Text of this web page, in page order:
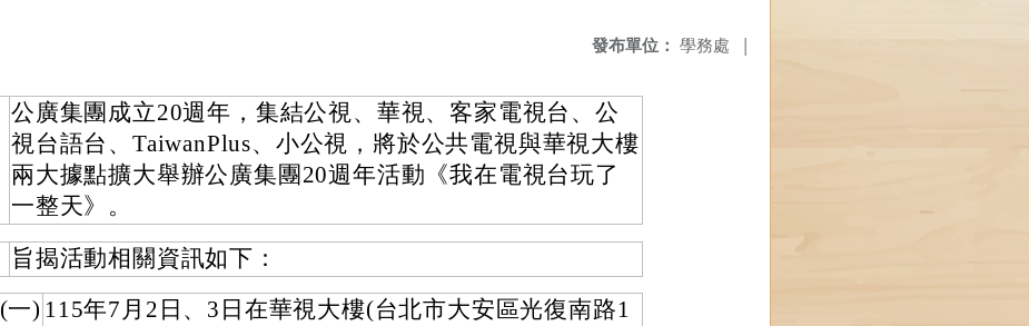
發布單位： 學務處 |
公廣集團成立20週年，集結公視、華視、客家電視台、公
視台語台、TaiwanPlus、小公視，將於公共電視與華視大樓
兩大據點擴大舉辦公廣集團20週年活動《我在電視台玩了
一整天》。
旨揭活動相關資訊如下：
(一) 115年7月2日、3日在華視大樓(台北市大安區光復南路1